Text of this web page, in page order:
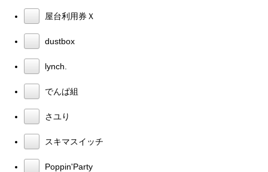
屋台利用券Ｘ
dustbox
lynch.
でんぱ組
さユり
スキマスイッチ
Poppin'Party